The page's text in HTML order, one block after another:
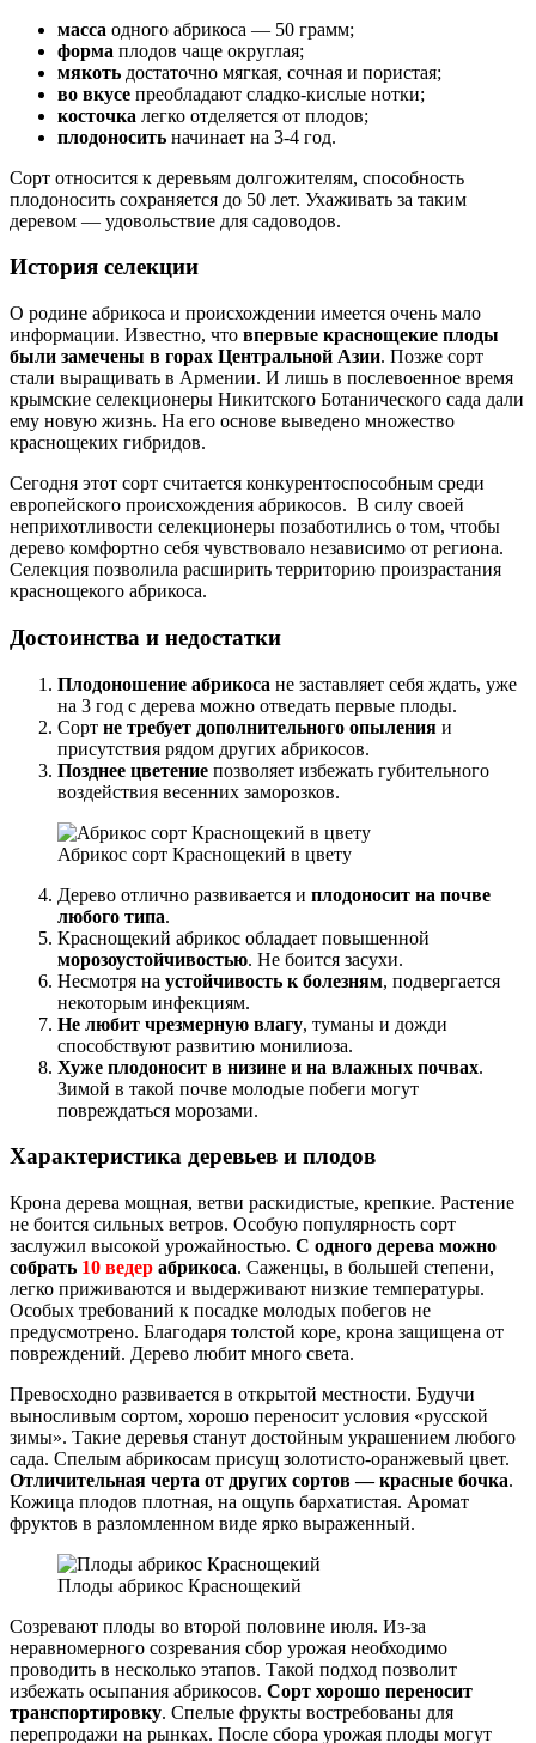
масса одного абрикоса — 50 грамм;
форма плодов чаще округлая;
мякоть достаточно мягкая, сочная и пористая;
во вкусе преобладают сладко-кислые нотки;
косточка легко отделяется от плодов;
плодоносить начинает на 3-4 год.
Сорт относится к деревьям долгожителям, способность
плодоносить сохраняется до 50 лет. Ухаживать за таким
деревом — удовольствие для садоводов.
История селекции
О родине абрикоса и происхождении имеется очень мало
информации. Известно, что впервые краснощекие плоды
были замечены в горах Центральной Азии. Позже сорт
стали выращивать в Армении. И лишь в послевоенное время
крымские селекционеры Никитского Ботанического сада дали
ему новую жизнь. На его основе выведено множество
краснощеких гибридов.
Сегодня этот сорт считается конкурентоспособным среди
европейского происхождения абрикосов. В силу своей
неприхотливости селекционеры позаботились о том, чтобы
дерево комфортно себя чувствовало независимо от региона.
Селекция позволила расширить территорию произрастания
краснощекого абрикоса.
Достоинства и недостатки
Плодоношение абрикоса не заставляет себя ждать, уже
на 3 год с дерева можно отведать первые плоды.
Сорт не требует дополнительного опыления и
присутствия рядом других абрикосов.
Позднее цветение позволяет избежать губительного
воздействия весенних заморозков.
Абрикос сорт Краснощекий в цвету
Дерево отлично развивается и плодоносит на почве
любого типа.
Краснощекий абрикос обладает повышенной
морозоустойчивостью. Не боится засухи.
Несмотря на устойчивость к болезням, подвергается
некоторым инфекциям.
Не любит чрезмерную влагу, туманы и дожди
способствуют развитию монилиоза.
Хуже плодоносит в низине и на влажных почвах.
Зимой в такой почве молодые побеги могут
повреждаться морозами.
Характеристика деревьев и плодов
Крона дерева мощная, ветви раскидистые, крепкие. Растение
не боится сильных ветров. Особую популярность сорт
заслужил высокой урожайностью. С одного дерева можно
собрать 10 ведер абрикоса. Саженцы, в большей степени,
легко приживаются и выдерживают низкие температуры.
Особых требований к посадке молодых побегов не
предусмотрено. Благодаря толстой коре, крона защищена от
повреждений. Дерево любит много света.
Превосходно развивается в открытой местности. Будучи
выносливым сортом, хорошо переносит условия «русской
зимы». Такие деревья станут достойным украшением любого
сада. Спелым абрикосам присущ золотисто-оранжевый цвет.
Отличительная черта от других сортов — красные бочка.
Кожица плодов плотная, на ощупь бархатистая. Аромат
фруктов в разломленном виде ярко выраженный.
Плоды абрикос Краснощекий
Созревают плоды во второй половине июля. Из-за
неравномерного созревания сбор урожая необходимо
проводить в несколько этапов. Такой подход позволит
избежать осыпания абрикосов. Сорт хорошо переносит
транспортировку. Спелые фрукты востребованы для
перепродажи на рынках. После сбора урожая плоды могут